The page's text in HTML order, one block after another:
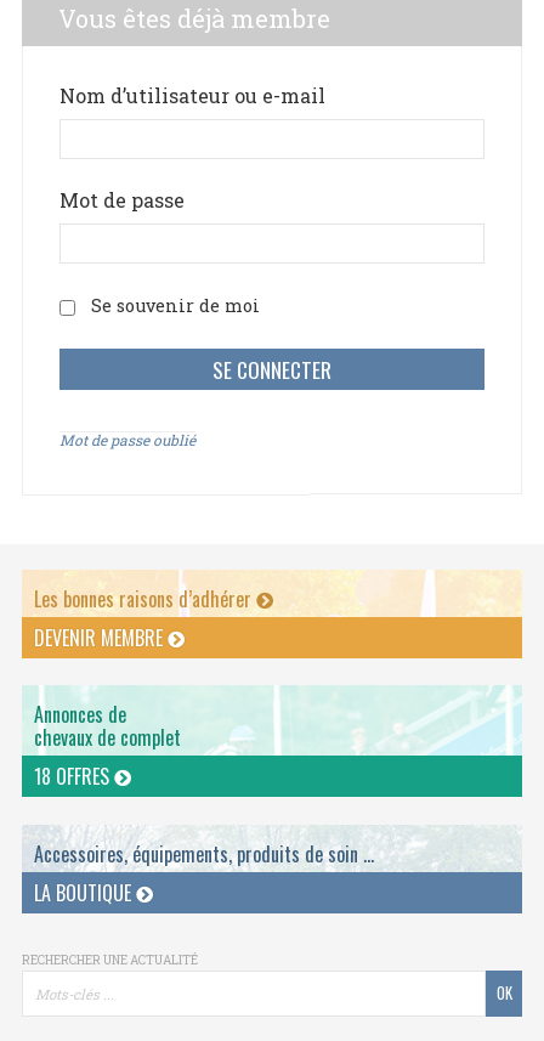
Vous êtes déjà membre
Nom d’utilisateur ou e-mail
Mot de passe
Se souvenir de moi
Mot de passe oublié
Les bonnes raisons d’adhérer
DEVENIR MEMBRE
Annonces de
chevaux de complet
18 OFFRES
Accessoires, équipements, produits de soin ...
LA BOUTIQUE
RECHERCHER UNE ACTUALITÉ